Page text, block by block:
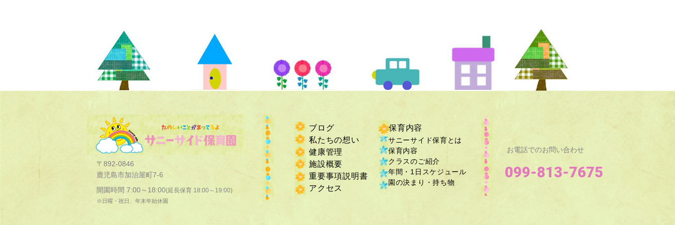
〒892-0846
鹿児島市加治屋町7-6
開園時間 7:00～18:00(延長保育 18:00～19:00)
※日曜・祝日、年末年始休園
ブログ
私たちの想い
健康管理
施設概要
重要事項説明書
​アクセス
保育内容
サニーサイド保育とは
保育内容
クラスのご紹介
年間・1日スケジュール
​園の決まり・持ち物​
お電話でのお問い合わせ
099-813-7675